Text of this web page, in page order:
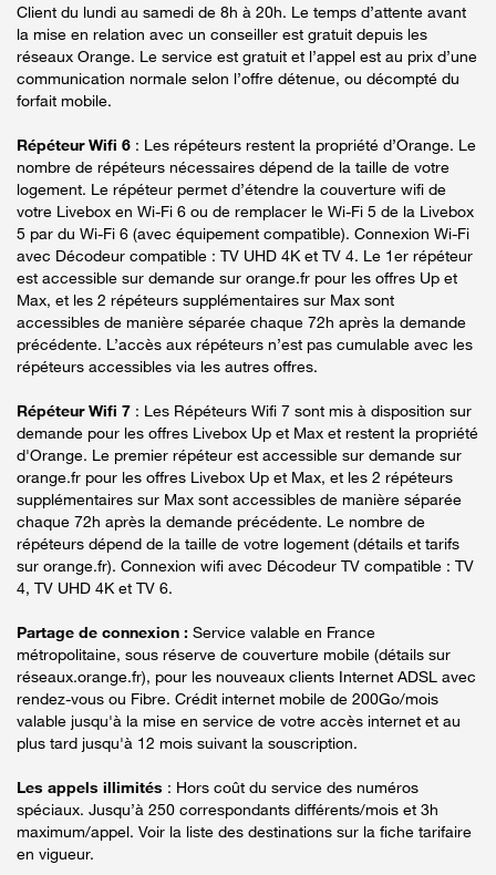
Client du lundi au samedi de 8h à 20h. Le temps d’attente avant
la mise en relation avec un conseiller est gratuit depuis les
réseaux Orange. Le service est gratuit et l’appel est au prix d’une
communication normale selon l’offre détenue, ou décompté du
forfait mobile.
Répéteur Wifi 6 : Les répéteurs restent la propriété d’Orange. Le
nombre de répéteurs nécessaires dépend de la taille de votre
logement. Le répéteur permet d’étendre la couverture wifi de
votre Livebox en Wi-Fi 6 ou de remplacer le Wi-Fi 5 de la Livebox
5 par du Wi-Fi 6 (avec équipement compatible). Connexion Wi-Fi
avec Décodeur compatible : TV UHD 4K et TV 4. Le 1er répéteur
est accessible sur demande sur orange.fr pour les offres Up et
Max, et les 2 répéteurs supplémentaires sur Max sont
accessibles de manière séparée chaque 72h après la demande
précédente. L’accès aux répéteurs n’est pas cumulable avec les
répéteurs accessibles via les autres offres.
Répéteur Wifi 7 : Les Répéteurs Wifi 7 sont mis à disposition sur
demande pour les offres Livebox Up et Max et restent la propriété
d'Orange. Le premier répéteur est accessible sur demande sur
orange.fr pour les offres Livebox Up et Max, et les 2 répéteurs
supplémentaires sur Max sont accessibles de manière séparée
chaque 72h après la demande précédente. Le nombre de
répéteurs dépend de la taille de votre logement (détails et tarifs
sur orange.fr). Connexion wifi avec Décodeur TV compatible : TV
4, TV UHD 4K et TV 6.
Partage de connexion : Service valable en France
métropolitaine, sous réserve de couverture mobile (détails sur
réseaux.orange.fr), pour les nouveaux clients Internet ADSL avec
rendez-vous ou Fibre. Crédit internet mobile de 200Go/mois
valable jusqu'à la mise en service de votre accès internet et au
plus tard jusqu'à 12 mois suivant la souscription.
Les appels illimités : Hors coût du service des numéros
spéciaux. Jusqu’à 250 correspondants différents/mois et 3h
maximum/appel. Voir la liste des destinations sur la fiche tarifaire
en vigueur.